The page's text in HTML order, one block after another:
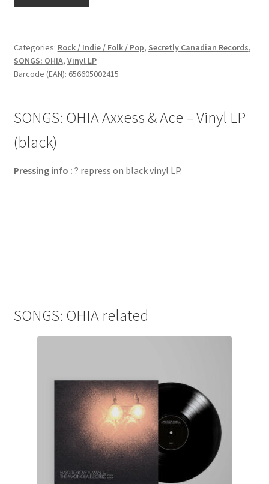
Ace
-
Vinyl
quantity
Categories: Rock / Indie / Folk / Pop, Secretly Canadian Records,
SONGS: OHIA, Vinyl LP
Barcode (EAN): 656605002415
SONGS: OHIA Axxess & Ace – Vinyl LP
(black)
Pressing info : ? repress on black vinyl LP.
SONGS: OHIA related